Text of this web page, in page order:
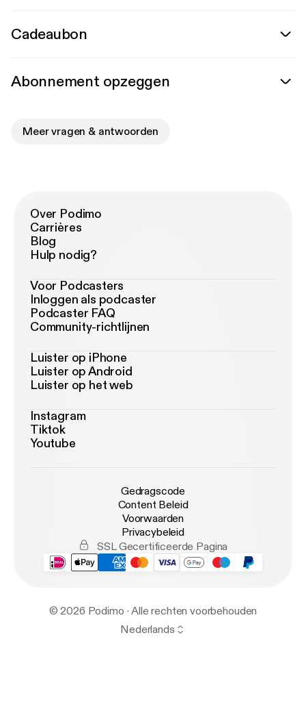
Cadeaubon
Abonnement opzeggen
Meer vragen & antwoorden
Over Podimo
Carrières
Blog
Hulp nodig?
Voor Podcasters
Inloggen als podcaster
Podcaster FAQ
Community-richtlijnen
Luister op iPhone
Luister op Android
Luister op het web
Instagram
Tiktok
Youtube
Gedragscode
Content Beleid
Voorwaarden
Privacybeleid
SSL Gecertificeerde Pagina
© 2026 Podimo · Alle rechten voorbehouden
Nederlands